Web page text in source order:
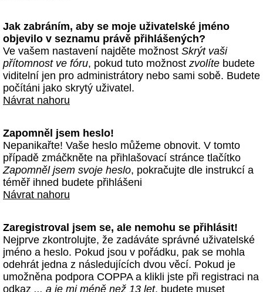
Jak zabráním, aby se moje uživatelské jméno
objevilo v seznamu právě přihlášených?
Ve vašem nastavení najděte možnost Skrýt vaši
přítomnost ve fóru, pokud tuto možnost zvolíte budete
viditelní jen pro administrátory nebo sami sobě. Budete
počítáni jako skrytý uživatel.
Návrat nahoru
Zapomněl jsem heslo!
Nepanikařte! Vaše heslo můžeme obnovit. V tomto
případě zmáčkněte na přihlašovací stránce tlačítko
Zapomněl jsem svoje heslo, pokračujte dle instrukcí a
téměř ihned budete přihlášeni
Návrat nahoru
Zaregistroval jsem se, ale nemohu se přihlásit!
Nejprve zkontrolujte, že zadáváte správné uživatelské
jméno a heslo. Pokud jsou v pořádku, pak se mohla
odehrát jedna z následujících dvou věcí. Pokud je
umožněna podpora COPPA a klikli jste při registraci na
odkaz ... a je mi méně než 13 let, budete muset